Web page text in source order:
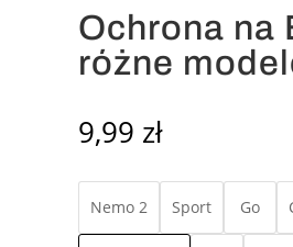
Ochrona na
różne
9,99 zł
Nemo 2 Sport Go